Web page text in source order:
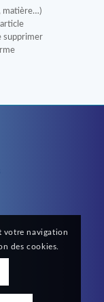
matière…)
supprimer
votre navigation
des cookies.